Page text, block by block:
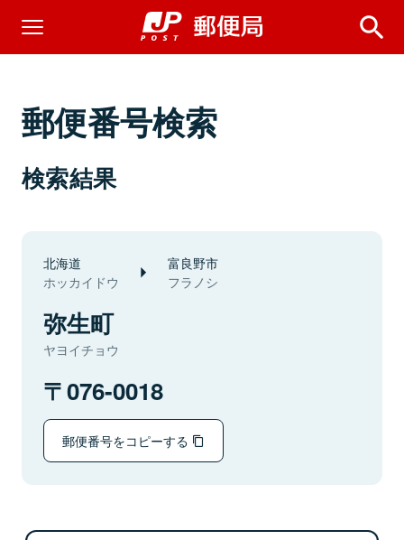
郵便番号検索
検索結果
北海道
ホッカイドウ
富良野市
フラノシ
弥生町
ヤヨイチョウ
076-0018
郵便番号をコピーする